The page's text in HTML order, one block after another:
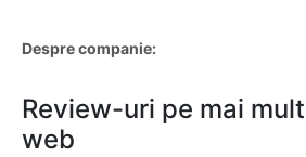
Despre companie:
Review-uri pe mai
web